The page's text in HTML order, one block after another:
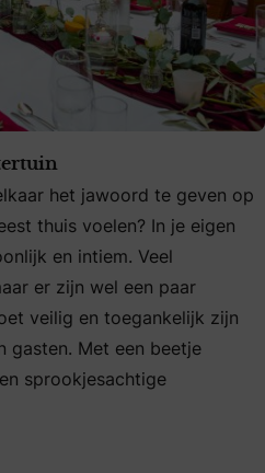
het jawoord te geven op
thuis voelen? In je eigen
en intiem. Veel
er zijn wel een paar
veilig en toegankelijk zijn
gasten. Met een beetje
sprookjesachtige